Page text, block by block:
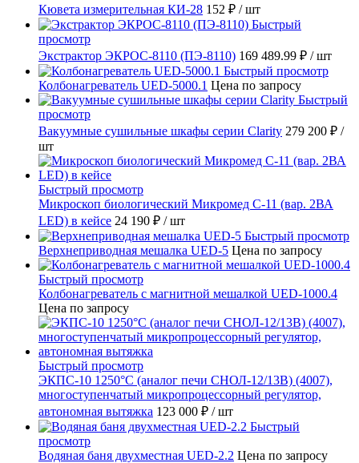
Кювета измерительная КИ-28 152 ₽ / шт
Быстрый
просмотр
Экстрактор ЭКРОС-8110 (ПЭ-8110) 169 489.99 ₽ / шт
Быстрый просмотр
Колбонагреватель UED-5000.1 Цена по запросу
Быстрый
просмотр
Вакуумные сушильные шкафы серии Clarity 279 200 ₽ /
шт
Быстрый просмотр
Микроскоп биологический Микромед С-11 (вар. 2ВА
LED) в кейсе 24 190 ₽ / шт
Быстрый просмотр
Верхнеприводная мешалка UED-5 Цена по запросу
Быстрый просмотр
Колбонагреватель с магнитной мешалкой UED-1000.4
Цена по запросу
Быстрый просмотр
ЭКПС-10 1250°С (аналог печи СНОЛ-12/13В) (4007),
многоступенчатый микропроцессорный регулятор,
автономная вытяжка 123 000 ₽ / шт
Быстрый
просмотр
Водяная баня двухместная UED-2.2 Цена по запросу